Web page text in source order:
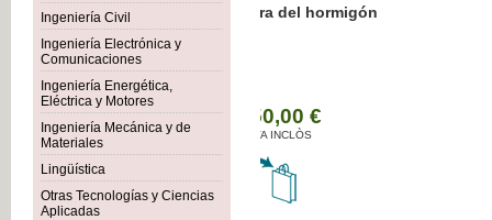
Ingeniería Civil
Ingeniería Electrónica y
Comunicaciones
Ingeniería Energética,
Eléctrica y Motores
Ingeniería Mecánica y de
Materiales
Lingüística
Otras Tecnologías y Ciencias
Aplicadas
Botánica Agroalimentaria